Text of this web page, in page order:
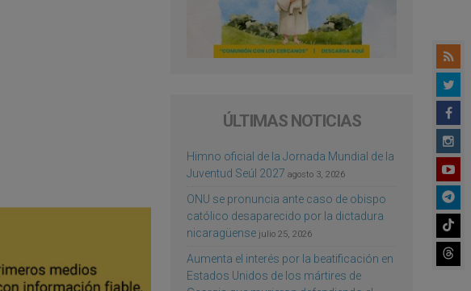
ÚLTIMAS NOTICIAS
Himno oficial de la Jornada Mundial de la
Juventud Seúl 2027 agosto 3, 2026
ONU se pronuncia ante caso de obispo
católico desaparecido por la dictadura
nicaragüense julio 25, 2026
Aumenta el interés por la beatificación en
Estados Unidos de los mártires de